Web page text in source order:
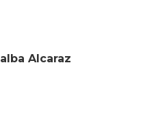
Alcaraz